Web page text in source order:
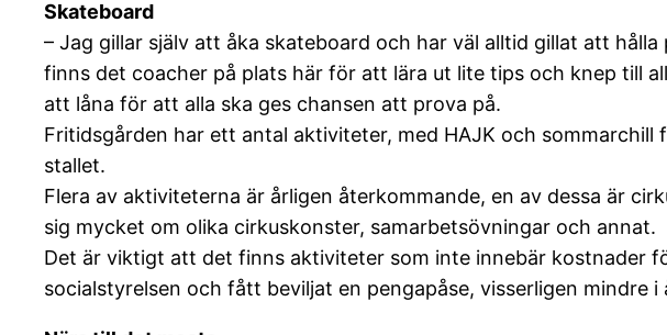
Skateboard
– Jag gillar själv att åka skateboard och har väl alltid gillat att
finns det coacher på plats här för att lära ut lite tips och knep till
att låna för att alla ska ges chansen att prova på.
Fritidsgården har ett antal aktiviteter, med HAJK och
stallet.
Flera av aktiviteterna är årligen återkommande, en av dessa är
sig mycket om olika cirkuskonster, samarbetsövningar och annat.
Det är viktigt att det finns aktiviteter som inte innebär kostnader
socialstyrelsen och fått beviljat en pengapåse, visserligen